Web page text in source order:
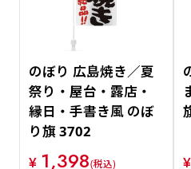
のぼり 広島焼き／夏
祭り・屋台・露店・
縁日・手書き風 のぼ
り旗 3702
¥ 1,398(税込) ¥